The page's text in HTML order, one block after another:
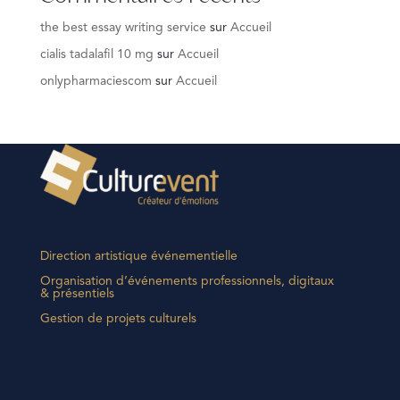
the best essay writing service sur Accueil
cialis tadalafil 10 mg sur Accueil
onlypharmaciescom sur Accueil
Direction artistique événementielle
Organisation d’événements professionnels, digitaux
& présentiels
Gestion de projets culturels